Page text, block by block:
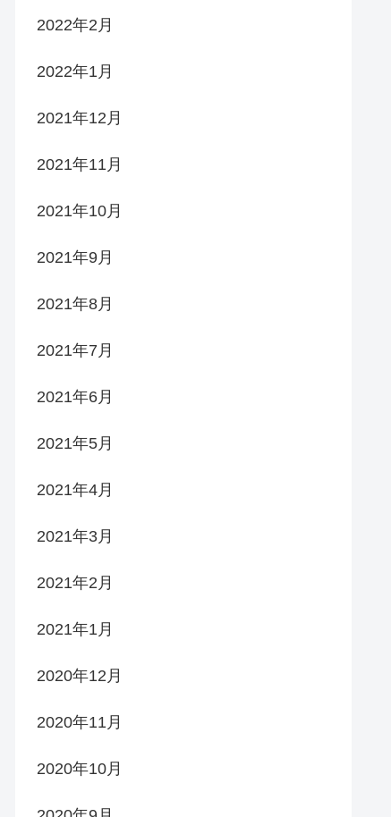
2022年2月
2022年1月
2021年12月
2021年11月
2021年10月
2021年9月
2021年8月
2021年7月
2021年6月
2021年5月
2021年4月
2021年3月
2021年2月
2021年1月
2020年12月
2020年11月
2020年10月